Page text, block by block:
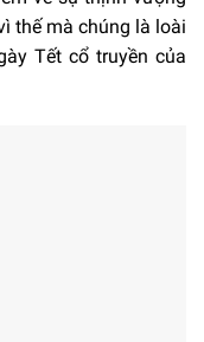
thế mà chúng là loài
Tết cổ truyền của